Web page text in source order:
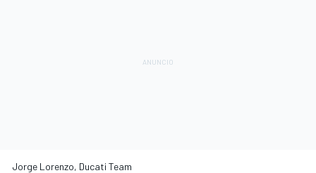
Jorge Lorenzo, Ducati Team